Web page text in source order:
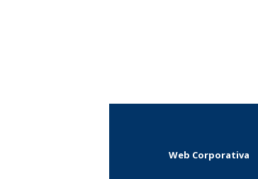
Web Corporativa